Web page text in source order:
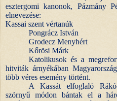
esztergomi kanonok, Pázmány
elnevezése:
Kassai szent vértanúk
Pongrácz István
Grodecz Menyhért
Kőrösi Márk
Katolikusok és a
hitviták árnyékában
több véres esemény történt.
A Kassát elfoglaló
szörnyű módon bántak el a